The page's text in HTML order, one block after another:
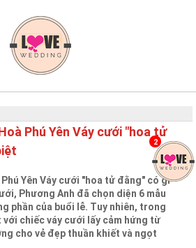
Phú Yên Váy cưới "hoa tử
Yên Váy cưới "hoa tử đằng" có gì
Phương Anh đã chọn diện 6 mẫu
phần của buổi lễ. Tuy nhiên, trong
với chiếc váy cưới lấy cảm hứng từ
cho vẻ đẹp thuần khiết và ngọt
2